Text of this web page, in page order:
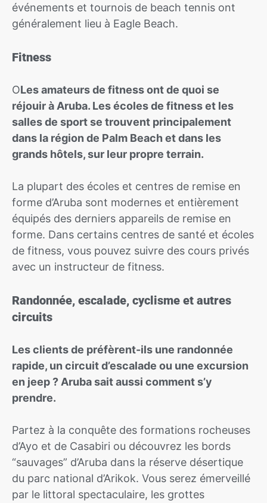
événements et tournois de beach tennis ont
généralement lieu à Eagle Beach.
Fitness
OLes amateurs de fitness ont de quoi se
réjouir à Aruba. Les écoles de fitness et les
salles de sport se trouvent principalement
dans la région de Palm Beach et dans les
grands hôtels, sur leur propre terrain.
La plupart des écoles et centres de remise en
forme d’Aruba sont modernes et entièrement
équipés des derniers appareils de remise en
forme. Dans certains centres de santé et écoles
de fitness, vous pouvez suivre des cours privés
avec un instructeur de fitness.
Randonnée, escalade, cyclisme et autres
circuits
Les clients de préfèrent-ils une randonnée
rapide, un circuit d’escalade ou une excursion
en jeep ? Aruba sait aussi comment s’y
prendre.
Partez à la conquête des formations rocheuses
d’Ayo et de Casabiri ou découvrez les bords
“sauvages” d’Aruba dans la réserve désertique
du parc national d’Arikok. Vous serez émerveillé
par le littoral spectaculaire, les grottes